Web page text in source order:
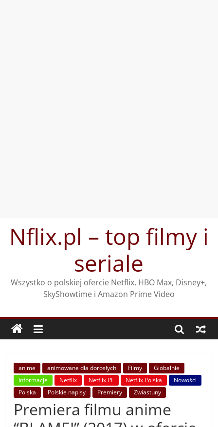
treściNflix.pl – top filmy i
seriale
Wszystko o polskiej ofercie Netflix, HBO Max, Disney+,
SkyShowtime i Amazon Prime Video
anime animowane dla dorosłych Filmy
Globalnie
Informacje
Netflix Netflix PL Netflix Polska
Nowości
Polska
Polskie napisy Premiery Zwiastuny
Premiera filmu anime